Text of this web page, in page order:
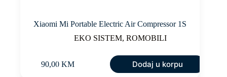
Xiaomi Mi Portable Electric Air Compressor 1S
EKO SISTEM, ROMOBILI
90,00 KM Dodaj u korpu